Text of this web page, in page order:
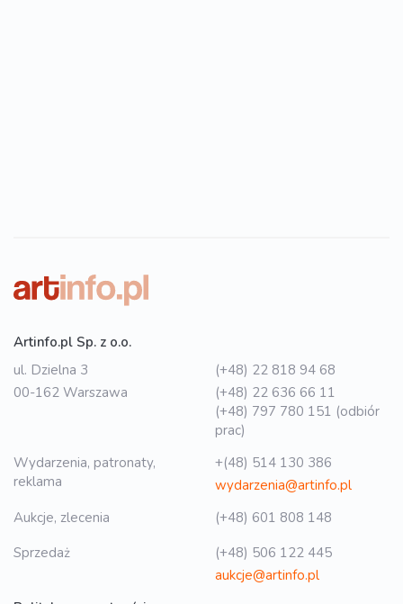
Artinfo.pl Sp. z o.o.
ul. Dzielna 3
00-162 Warszawa
(+48) 22 818 94 68
(+48) 22 636 66 11
(+48) 797 780 151 (odbiór
prac)
Wydarzenia, patronaty,
reklama
+(48) 514 130 386
wydarzenia@artinfo.pl
Aukcje, zlecenia
(+48) 601 808 148
Sprzedaż
(+48) 506 122 445
aukcje@artinfo.pl